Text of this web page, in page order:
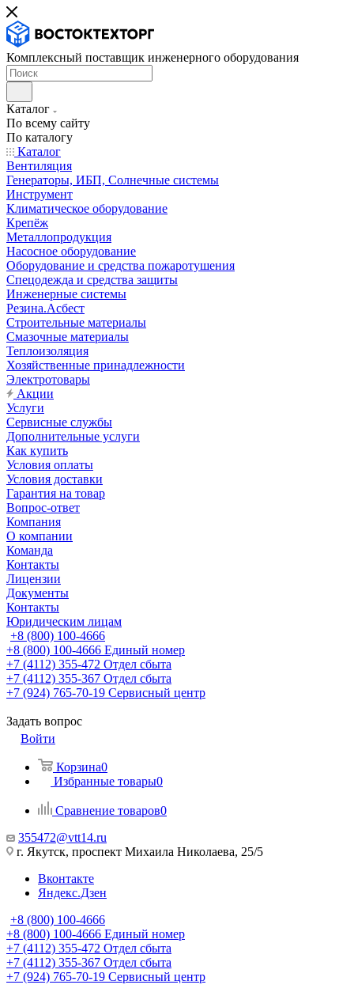
Комплексный поставщик инженерного оборудования
Каталог
По всему сайту
По каталогу
Каталог
Вентиляция
Генераторы, ИБП, Солнечные системы
Инструмент
Климатическое оборудование
Крепёж
Металлопродукция
Насосное оборудование
Оборудование и средства пожаротушения
Спецодежда и средства защиты
Инженерные системы
Резина.Асбест
Строительные материалы
Смазочные материалы
Теплоизоляция
Хозяйственные принадлежности
Электротовары
Акции
Услуги
Сервисные службы
Дополнительные услуги
Как купить
Условия оплаты
Условия доставки
Гарантия на товар
Вопрос-ответ
Компания
О компании
Команда
Контакты
Лицензии
Документы
Контакты
Юридическим лицам
+8 (800) 100-4666
+8 (800) 100-4666 Единый номер
+7 (4112) 355-472 Отдел сбыта
+7 (4112) 355-367 Отдел сбыта
+7 (924) 765-70-19 Сервисный центр
Задать вопрос
Войти
Корзина0
Избранные товары0
Сравнение товаров0
355472@vtt14.ru
г. Якутск, проспект Михаила Николаева, 25/5
Вконтакте
Яндекс.Дзен
+8 (800) 100-4666
+8 (800) 100-4666 Единый номер
+7 (4112) 355-472 Отдел сбыта
+7 (4112) 355-367 Отдел сбыта
+7 (924) 765-70-19 Сервисный центр